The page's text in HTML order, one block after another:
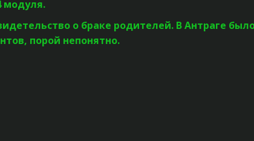
модуля.
о браке родителей. В Антраге
порой непонятно.